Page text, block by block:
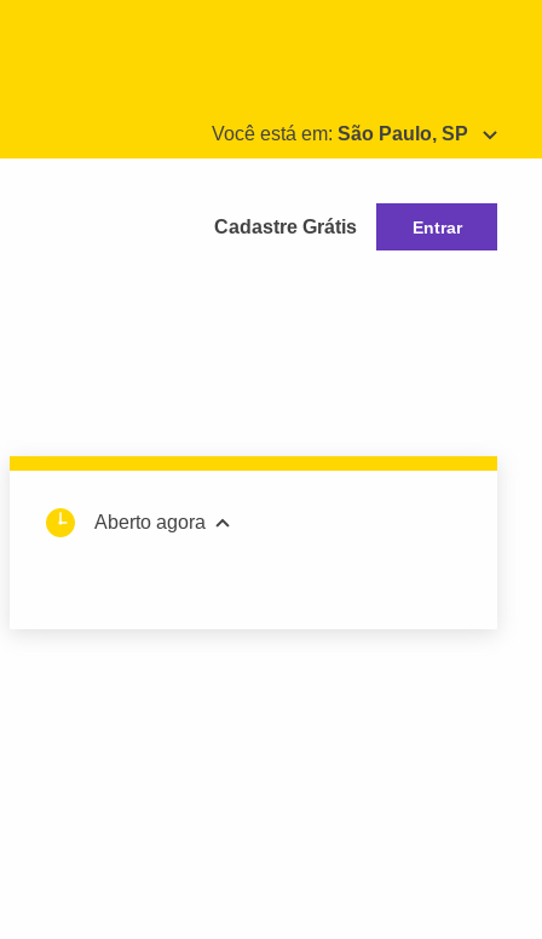
Você está em: São Paulo, SP
Cadastre Grátis Entrar
Aberto agora